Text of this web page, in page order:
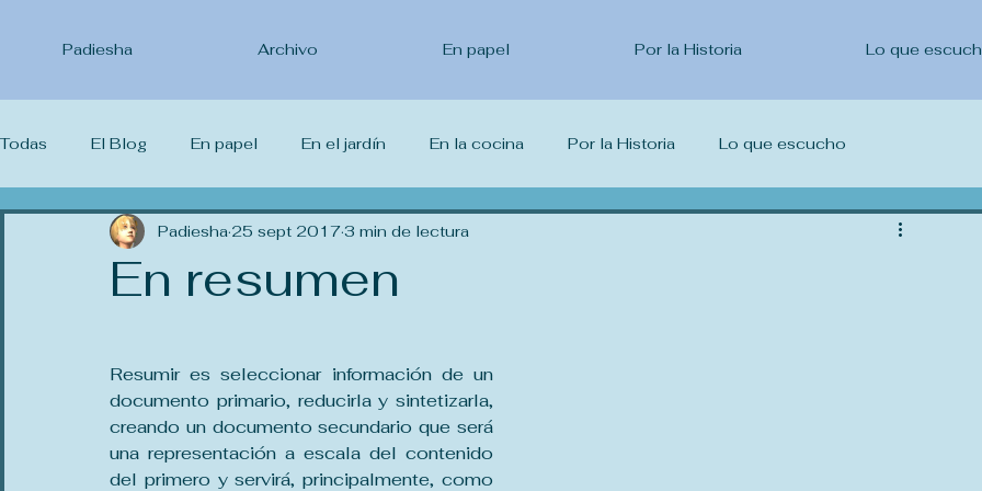
Padiesha Archivo En papel Por la Historia Lo que
Todas El Blog En papel En el jardín En la cocina Por la Historia Lo que escucho
Lo que leo Lo que veo Lo que estudio Yo escribo
En resumen
Padiesha 25 sept 20173 min de lectura
Resumir es seleccionar información de un
documento primario, reducirla y sintetizarla,
creando un documento secundario que será
una representación a escala del contenido
del primero y servirá, principalmente, como